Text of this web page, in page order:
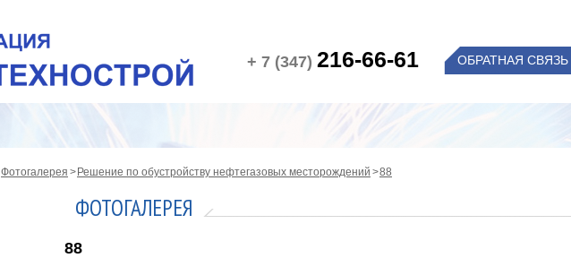
+ 7 (347) 216-66-61 ОБРАТНАЯ СВЯЗЬ
Фотогалерея Решение по обустройству нефтегазовых месторождений 88
ФОТОГАЛЕРЕЯ
88